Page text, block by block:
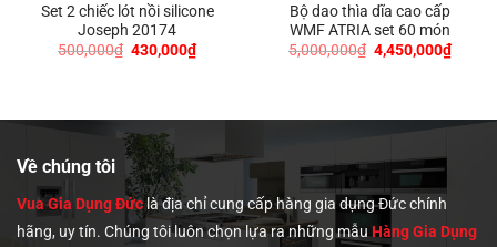
Set 2 chiếc lót nồi silicone
Joseph 20174
500,000₫ Giá
430,000₫Giá
hiện
Bộ dao thìa dĩa cao cấp
WMF ATRIA set 60 món
5,000,000₫ Giá
gốc
4,450,000₫Giá
hiện
Về chúng tôi
Vua Gia Dụng Đứclà địa chỉ cung cấp hàng gia dụng Đức chính
hãng, uy tín. Chúng tôiluôn chọn lựa ra những mẫu Hàng Gia Dụng